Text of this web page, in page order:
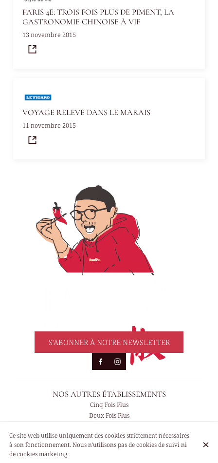
PARIS 4E: TROIS FOIS PLUS DE PIMENT, LA
GASTRONOMIE CHINOISE À VIF
13 novembre 2015
VOYAGE RELEVÉ DANS LE MARAIS
11 novembre 2015
S'ABONNER À NOTRE NEWSLETTER
NOS AUTRES ÉTABLISSEMENTS
Cinq Fois Plus
Deux Fois Plus
© Trois Fois Plus De Piment 2026
Mentions légales
Protection des données
Ce site web utilise uniquement des cookies strictement nécessaires
à son fonctionnement. Nous n'utilisons pas de cookies de suivi ni
de cookies marketing.